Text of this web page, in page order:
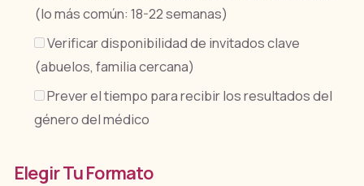
(lo más común: 18-22 semanas)
Verificar disponibilidad de invitados clave
(abuelos, familia cercana)
Prever el tiempo para recibir los resultados del
género del médico
Elegir Tu Formato